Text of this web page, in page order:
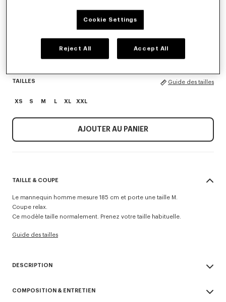
TAILLES Guide des tailles
XS S M L XL XXL
AJOUTER AU PANIER
TAILLE & COUPE
Le mannequin homme mesure 185 cm et porte une taille M.
Coupe relax.
Ce modèle taille normalement. Prenez votre taille habituelle.
Guide des tailles
DESCRIPTION
Laine et coton.
COMPOSITION & ENTRETIEN
Cookie Settings
Reject All Accept All